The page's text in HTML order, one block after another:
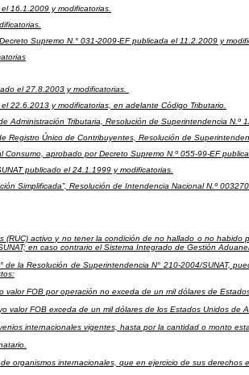
16.1.2009 y modificatorias.
Supremo N.° 031-2009-EF publicada el 11.2.2009 y
el 27.8.2003 y modificatorias.
22.6.2013 y modificatorias, en adelante Código Tributario.
Tributaria, Resolución de Superintendencia N.º
Único de Contribuyentes, Resolución de
aprobado por Decreto Supremo N.º 055-99-EF
publicado el 24.1.1999 y modificatorias.
Simplificada”, Resolución de Intendencia Nacional N.º
activo y no tener la condición de no hallado o no
en caso contrario el Sistema Integrado de Gestión
la Resolución de Superintendencia N° 210-2004/SUNAT,
FOB por operación no exceda de un mil dólares de
FOB exceda de un mil dólares de los Estados Unidos de
internacionales vigentes, hasta por la cantidad o monto
organismos internacionales, que en ejercicio de sus